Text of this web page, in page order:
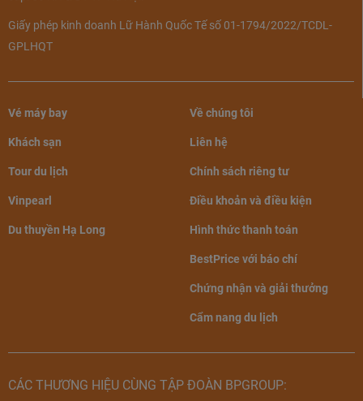
Giấy phép kinh doanh Lữ Hành Quốc Tế số 01-1794/2022/TCDL-
GPLHQT
Vé máy bay
Khách sạn
Tour du lịch
Vinpearl
Du thuyền Hạ Long
Về chúng tôi
Liên hệ
Chính sách riêng tư
Điều khoản và điều kiện
Hình thức thanh toán
BestPrice với báo chí
Chứng nhận và giải thưởng
Cẩm nang du lịch
CÁC THƯƠNG HIỆU CÙNG TẬP ĐOÀN BPGROUP: